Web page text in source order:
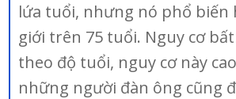
lứa tuổi, nhưng nó phổ biến
giới trên 75 tuổi. Nguy cơ
theo độ tuổi, nguy cơ này
những người đàn ông cũng